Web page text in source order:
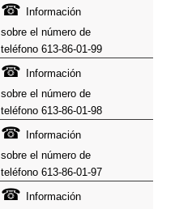
☎
Información
sobre el número de
teléfono 613-86-01-99
☎
Información
sobre el número de
teléfono 613-86-01-98
☎
Información
sobre el número de
teléfono 613-86-01-97
☎
Información